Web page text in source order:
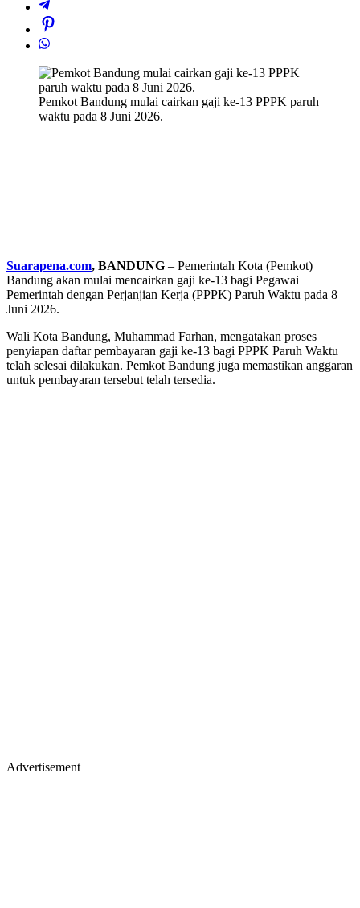
Pemkot Bandung mulai cairkan gaji ke-13 PPPK paruh
waktu pada 8 Juni 2026.
Suarapena.com, BANDUNG – Pemerintah Kota (Pemkot)
Bandung akan mulai mencairkan gaji ke-13 bagi Pegawai
Pemerintah dengan Perjanjian Kerja (PPPK) Paruh Waktu pada 8
Juni 2026.
Wali Kota Bandung, Muhammad Farhan, mengatakan proses
penyiapan daftar pembayaran gaji ke-13 bagi PPPK Paruh Waktu
telah selesai dilakukan. Pemkot Bandung juga memastikan anggaran
untuk pembayaran tersebut telah tersedia.
Advertisement